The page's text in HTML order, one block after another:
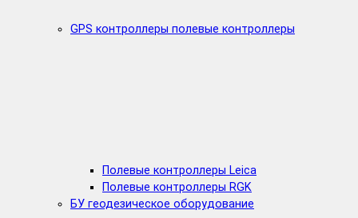
GPS контроллеры полевые контроллеры
Полевые контроллеры Leica
Полевые контроллеры RGK
БУ геодезическое оборудование